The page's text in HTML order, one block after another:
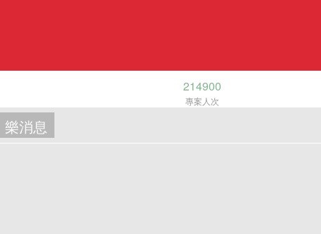
214900
專案人次
樂消息